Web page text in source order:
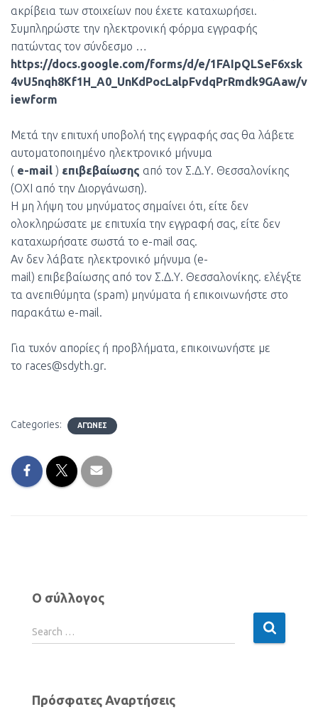
ακρίβεια των στοιχείων που έχετε καταχωρήσει.
Συμπληρώστε την ηλεκτρονική φόρμα εγγραφής
πατώντας τον σύνδεσμο …
https://docs.google.com/forms/d/e/1FAIpQLSeF6xsk
4vU5nqh8Kf1H_A0_UnKdPocLalpFvdqPrRmdk9GAaw/v
iewform
Μετά την επιτυχή υποβολή της εγγραφής σας θα λάβετε
αυτοματοποιημένο ηλεκτρονικό μήνυμα
( e-mail ) επιβεβαίωσης από τον Σ.Δ.Υ. Θεσσαλονίκης
(ΟΧΙ από την Διοργάνωση).
Η μη λήψη του μηνύματος σημαίνει ότι, είτε δεν
ολοκληρώσατε με επιτυχία την εγγραφή σας, είτε δεν
καταχωρήσατε σωστά το e-mail σας.
Αν δεν λάβατε ηλεκτρονικό μήνυμα (e-
mail) επιβεβαίωσης από τον Σ.Δ.Υ. Θεσσαλονίκης. ελέγξτε
τα ανεπιθύμητα (spam) μηνύματα ή επικοινωνήστε στο
παρακάτω e-mail.
Για τυχόν απορίες ή προβλήματα, επικοινωνήστε με
το races@sdyth.gr.
Categories: ΑΓΏΝΕΣ
Ο σύλλογος
Search …
Πρόσφατες Αναρτήσεις